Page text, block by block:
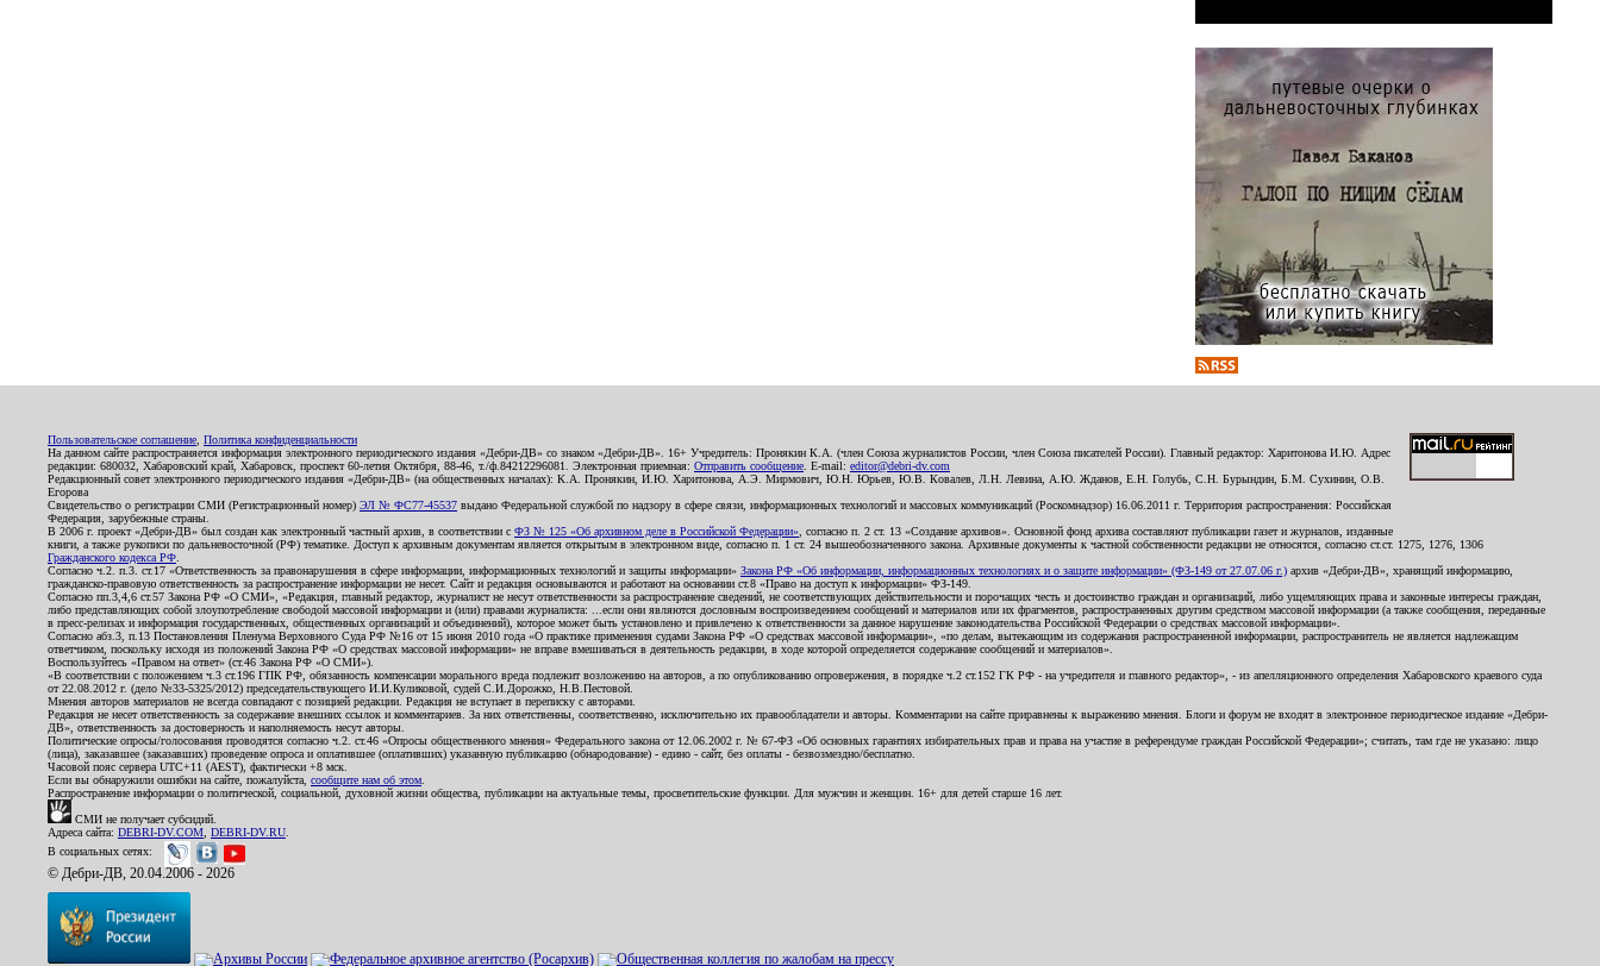
Пользовательское соглашение Политика конфиденциальности
На данном сайте распространяется информация электронного периодического издания «Дебри-ДВ» со знаком «Дебри-ДВ». 16+ Учредитель: Пронякин К.А. (член Союза журналистов России, член Союза писателей России). Главный редактор: Харитонова И.Ю. Адрес
редакции: 680032, Хабаровский край, Хабаровск, проспект 60-летия Октября, 88-46, т./ф.84212296081. Электронная приемная: Отправить сообщение . E-mail: editor@debri-dv.com
Редакционный совет электронного периодического издания «Дебри-ДВ» (на общественных началах): К.А. Пронякин, И.Ю. Харитонова, А.Э. Мирмович, Ю.Н. Юрьев, Ю.В. Ковалев, Л.Н. Левина, А.Ю. Жданов, Е.Н. Голубь, С.Н. Бурындин, Б.М. Сухинин, О.В.
Егорова
Свидетельство о регистрации СМИ (Регистрационный номер) ЭЛ № ФС77-45537 выдано Федеральной службой по надзору в сфере связи, информационных технологий и массовых коммуникаций (Роскомнадзор) 16.06.2011 г. Территория распространения: Российская
Федерация, зарубежные страны.
В 2006 г. проект «Дебри-ДВ» был создан как электронный частный архив, в соответствии с ФЗ № 125 «Об архивном деле в Российской Федерации» , согласно п. 2 ст. 13 «Создание архивов». Основной фонд архива составляют публикации газет и журналов, изданные
книги, а также рукописи по дальневосточной (РФ) тематике. Доступ к архивным документам является открытым в электронном виде, согласно п. 1 ст. 24 вышеобозначенного закона. Архивные документы к частной собственности редакции не относятся, согласно ст.ст. 1275, 1276, 1306
Гражданского кодекса РФ
Согласно ч.2. п.3. ст.17 «Ответственность за правонарушения в сфере информации, информационных технологий и защиты информации» Закона РФ «Об информации, информационных технологиях и о защите информации» (ФЗ-149 от 27.07.06 г.) архив «Дебри-ДВ», хранящий информацию,
гражданско-правовую ответственность за распространение информации не несет. Сайт и редакция основываются и работают на основании ст.8 «Право на доступ к информации» ФЗ-149.
Согласно пп.3,4,6 ст.57 Закона РФ «О СМИ», «Редакция, главный редактор, журналист не несут ответственности за распространение сведений, не соответствующих действительности и порочащих честь и достоинство граждан и организаций, либо ущемляющих права и законные интересы граждан,
либо представляющих собой злоупотребление свободой массовой информации и (или) правами журналиста: ...если они являются дословным воспроизведением сообщений и материалов или их фрагментов, распространенных другим средством массовой информации (а также сообщения, переданные
в пресс-релизах и информация государственных, общественных организаций и объединений), которое может быть установлено и привлечено к ответственности за данное нарушение законодательства Российской Федерации о средствах массовой информации».
Согласно абз.3, п.13 Постановления Пленума Верховного Суда РФ №16 от 15 июня 2010 года «О практике применения судами Закона РФ «О средствах массовой информации», «по делам, вытекающим из содержания распространенной информации, распространитель не является надлежащим
ответчиком, поскольку исходя из положений Закона РФ «О средствах массовой информации» не вправе вмешиваться в деятельность редакции, в ходе которой определяется содержание сообщений и материалов».
Воспользуйтесь «Правом на ответ» (ст.46 Закона РФ «О СМИ»).
«В соответствии с положением ч.3 ст.196 ГПК РФ, обязанность компенсации морального вреда подлежит возложению на авторов, а по опубликованию опровержения, в порядке ч.2 ст.152 ГК РФ - на учредителя и главного редактор», - из апелляционного определения Хабаровского краевого суда
от 22.08.2012 г. (дело №33-5325/2012) председательствующего И.И.Куликовой, судей С.И.Дорожко, Н.В.Пестовой.
Мнения авторов материалов не всегда совпадают с позицией редакции. Редакция не вступает в переписку с авторами.
Редакция не несет ответственность за содержание внешних ссылок и комментариев. За них ответственны, соответственно, исключительно их правообладатели и авторы. Комментарии на сайте приравнены к выражению мнения. Блоги и форум не входят в электронное периодическое издание «Дебри-
ДВ», ответственность за достоверность и наполняемость несут авторы.
Политические опросы/голосования проводятся согласно ч.2. ст.46 «Опросы общественного мнения» Федерального закона от 12.06.2002 г. № 67-ФЗ «Об основных гарантиях избирательных прав и права на участие в референдуме граждан Российской Федерации»; считать, там где не указано: лицо
(лица), заказавшее (заказавших) проведение опроса и оплатившее (оплативших) указанную публикацию (обнародование) - едино - сайт, без оплаты - безвозмездно/бесплатно.
Часовой пояс сервера UTC+11 (AEST), фактически +8 мск.
Если вы обнаружили ошибки на сайте, пожалуйста, сообщите нам об этом
Распространение информации о политической, социальной, духовной жизни общества, публикации на актуальные темы, просветительские функции. Для мужчин и женщин. 16+ для детей старше 16 лет.
СМИ не получает субсидий.
Адреса сайта: DEBRI-DV.COM DEBRI-DV.RU
В социальных сетях:
© Дебри-ДВ, 20.04.2006 - 2026